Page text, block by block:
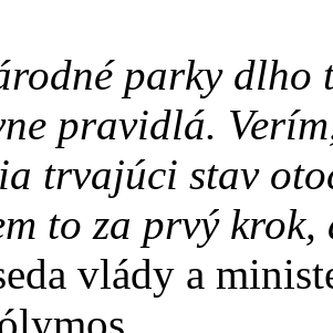
parky dlho
pravidlá.
trvajúci stav
to za prvý
vlády a